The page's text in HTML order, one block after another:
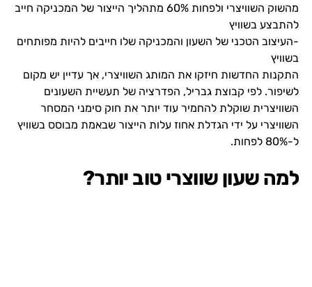
מהשוק השוויצרי ולפחות 60% מתהליך הייצור של המכניקה חייב
להתבצע בשוויץ
-העיצוב הטכני של השעון והמכניקה שלו חייבים להיות מפותחים
בשוויץ
התקנות החדשות חיזקו את המותג השוויצרי, אך עדיין יש מקום
לשיפור. לפי קבוצת גבריל, הפדרציה של תעשיית השעונים
השוויצרית שוקלת להחמיר עוד יותר את חוק סימני המסחר
השוויצרי על ידי הגדלת אחוז עלות הייצור שבאמת מבוסס בשוויץ
ל-80% לפחות.
למה שעון שווצרי טוב יותר?